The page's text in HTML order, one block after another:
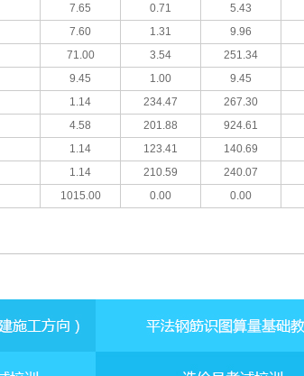
7.65 0.71 5.43
7.60 1.31 9.96
71.00 3.54 251.34
9.45 1.00 9.45
1.14 234.47 267.30
4.58 201.88 924.61
1.14 123.41 140.69
1.14 210.59 240.07
1015.00 0.00 0.00